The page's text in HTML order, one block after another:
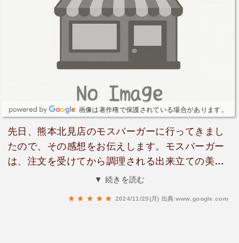
画像は著作権で保護されている場合があります。
先日、熊本北見店のモスバーガーに行ってきまし
たので、その感想をお伝えします。モスバーガー
は、注文を受けてから調理される出来立ての美味
しさが魅力で、他のハンバーガーチェーンとは一
▼ 続きを読む
2024/11/25(月) 出典:www.google.com